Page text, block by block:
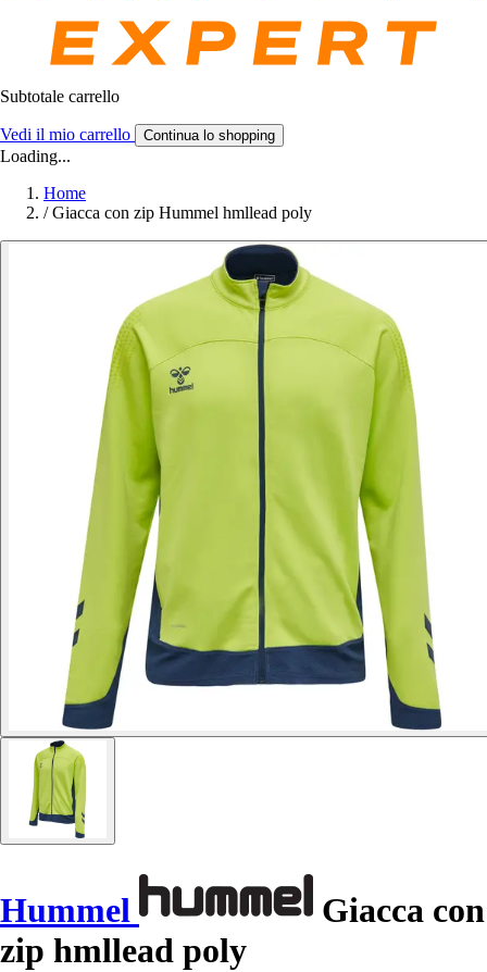
Subtotale carrello
Vedi il mio carrello Continua lo shopping
Loading...
Home
/ Giacca con zip Hummel hmllead poly
Hummel
Giacca con
zip hmllead poly